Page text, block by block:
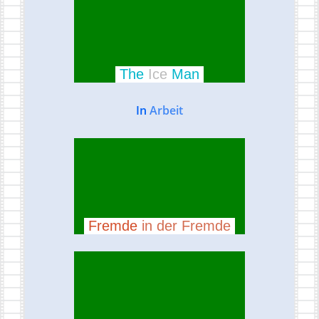
The Ice Man
In Arbeit
Fremde in der Fremde